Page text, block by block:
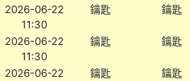
2026-06-22
11:30
鑰匙 鑰匙
2026-06-22
11:30
鑰匙 鑰匙
2026-06-22
鑰匙 鑰匙